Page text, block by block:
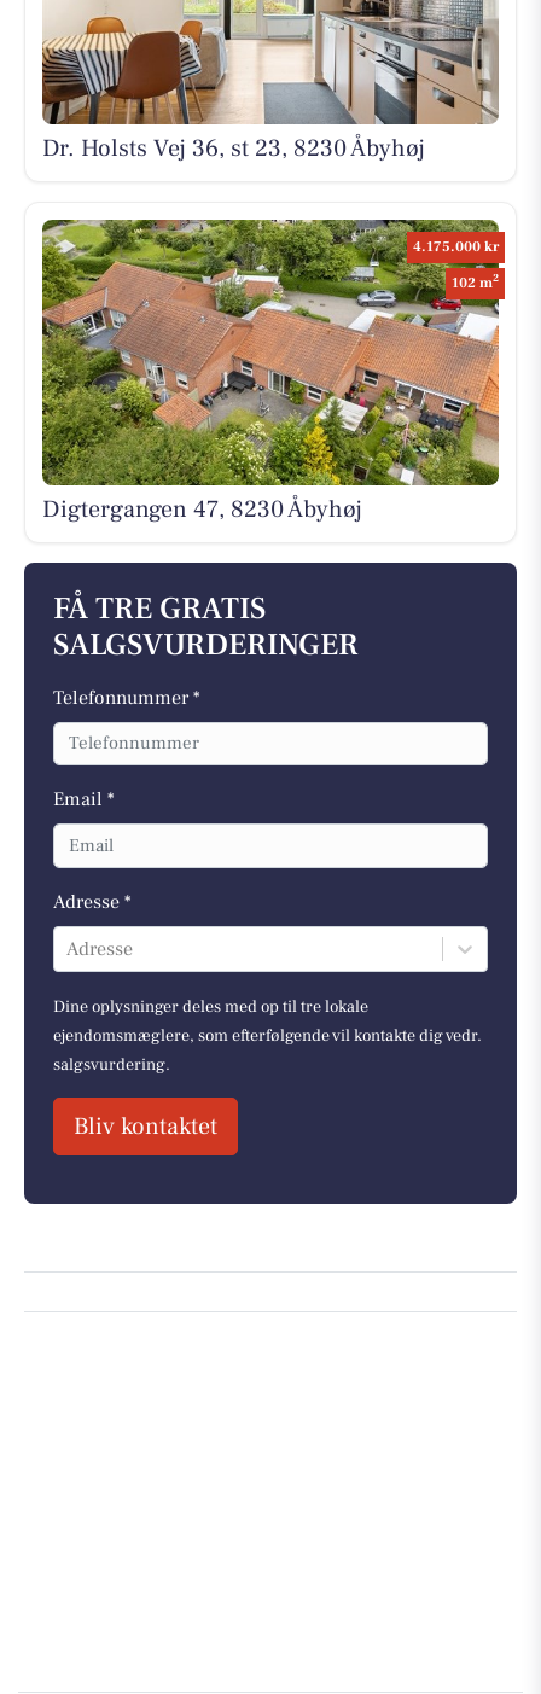
Dr. Holsts Vej 36, st 23, 8230 Åbyhøj
4.175.000 kr
102 m2
Digtergangen 47, 8230 Åbyhøj
FÅ TRE GRATIS
SALGSVURDERINGER
Telefonnummer *
Email *
Adresse *
Adresse
Dine oplysninger deles med op til tre lokale
ejendomsmæglere, som efterfølgende vil kontakte dig vedr.
salgsvurdering.
Bliv kontaktet